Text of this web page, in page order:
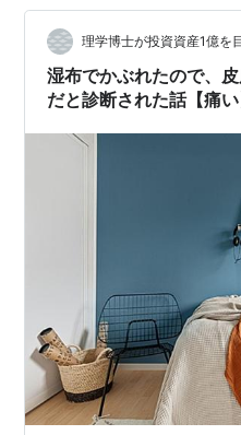
み薬と塗り薬をもらう。大
行きつけの小児科（おひさ
が聞いた話だと、詳しい話
とのこと、ちょっと安心、
理学博士が投資資産1億を
湿布でかぶれたので、
だと診断された話【痛い